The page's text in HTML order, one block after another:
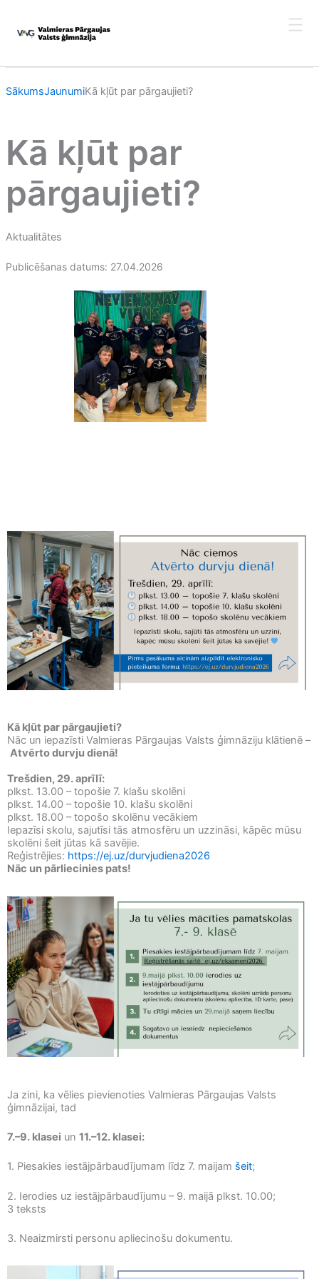
content
SākumsJaunumiKā kļūt par pārgaujieti?
Kā kļūt par
pārgaujieti?
Aktualitātes
Publicēšanas datums: 27.04.2026
Kā kļūt par pārgaujieti?
Nāc un iepazīsti Valmieras Pārgaujas Valsts ģimnāziju klātienē –
Atvērto durvju dienā!
Trešdien, 29. aprīlī:
plkst. 13.00 – topošie 7. klašu skolēni
plkst. 14.00 – topošie 10. klašu skolēni
plkst. 18.00 – topošo skolēnu vecākiem
Iepazīsi skolu, sajutīsi tās atmosfēru un uzzināsi, kāpēc mūsu
skolēni šeit jūtas kā savējie.
Reģistrējies: https://ej.uz/durvjudiena2026
Nāc un pārliecinies pats!
Ja zini, ka vēlies pievienoties Valmieras Pārgaujas Valsts
ģimnāzijai, tad
7.–9. klasei un 11.–12. klasei:
1. Piesakies iestājpārbaudījumam līdz 7. maijam šeit;
2. Ierodies uz iestājpārbaudījumu – 9. maijā plkst. 10.00;
3 teksts
3. Neaizmirsti personu apliecinošu dokumentu.